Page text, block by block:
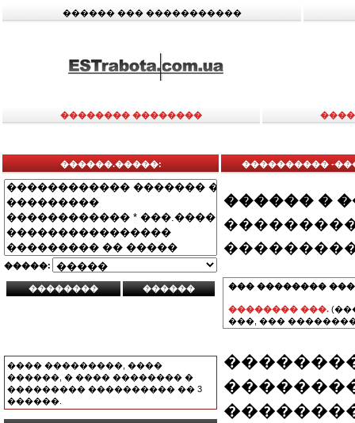
������ ��� �����������
�������� ��������
������.�����:
�����:
���� ���������, ����
������, � ���� �������� �
��������� ���������� �� 3
������.
���������� -
������ �
��� ��������
�������� ���.
���, ���